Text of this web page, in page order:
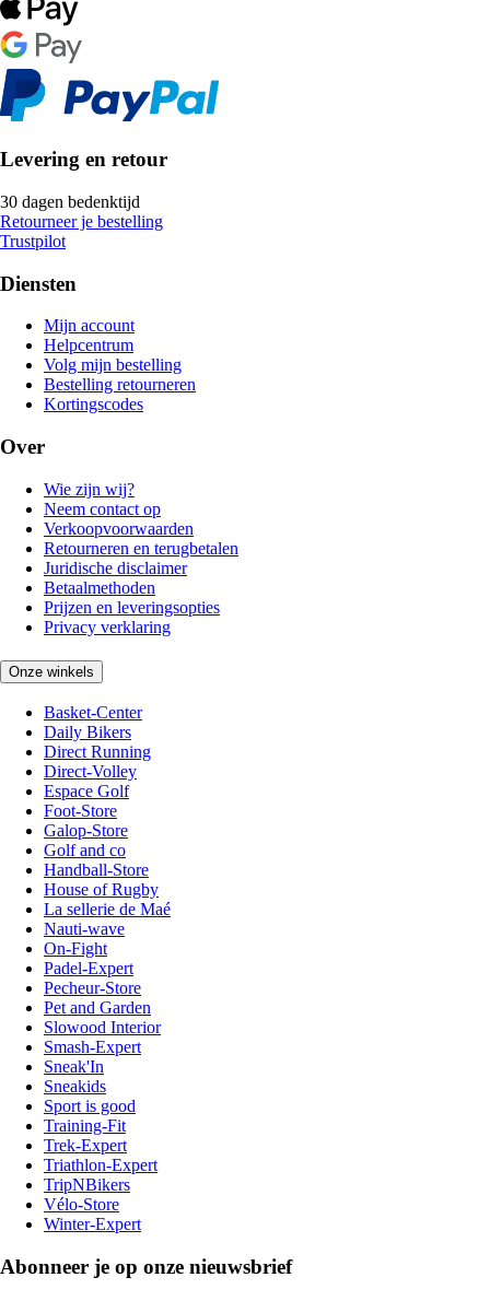
Levering en retour
30 dagen bedenktijd
Retourneer je bestelling
Trustpilot
Diensten
Mijn account
Helpcentrum
Volg mijn bestelling
Bestelling retourneren
Kortingscodes
Over
Wie zijn wij?
Neem contact op
Verkoopvoorwaarden
Retourneren en terugbetalen
Juridische disclaimer
Betaalmethoden
Prijzen en leveringsopties
Privacy verklaring
Onze winkels
Basket-Center
Daily Bikers
Direct Running
Direct-Volley
Espace Golf
Foot-Store
Galop-Store
Golf and co
Handball-Store
House of Rugby
La sellerie de Maé
Nauti-wave
On-Fight
Padel-Expert
Pecheur-Store
Pet and Garden
Slowood Interior
Smash-Expert
Sneak'In
Sneakids
Sport is good
Training-Fit
Trek-Expert
Triathlon-Expert
TripNBikers
Vélo-Store
Winter-Expert
Abonneer je op onze nieuwsbrief